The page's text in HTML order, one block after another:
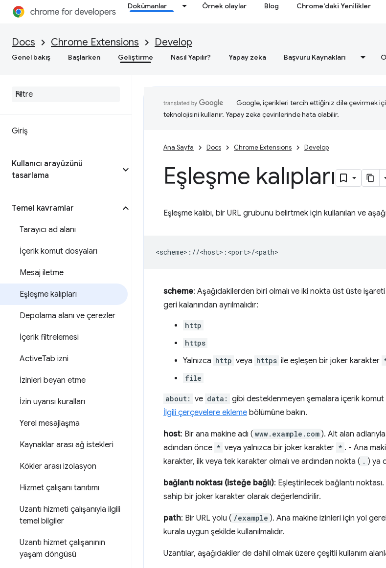
Dokümanlar Örnek olaylar Blog Chrome'daki Yenilikler
Docs Chrome Extensions Develop
Genel bakış Başlarken Geliştirme Nasıl Yapılır? Yapay zeka Başvuru Kaynakları
Giriş
Kullanıcı arayüzünü
tasarlama
Temel kavramlar
Tarayıcı ad alanı
İçerik komut dosyaları
Mesaj iletme
Eşleşme kalıpları
Depolama alanı ve çerezler
İçerik filtrelemesi
ActiveTab izni
İzinleri beyan etme
İzin uyarısı kuralları
Yerel mesajlaşma
Kaynaklar arası ağ istekleri
Kökler arası izolasyon
Hizmet çalışanı tanıtımı
Uzantı hizmeti çalışanıyla ilgili
temel bilgiler
Uzantı hizmet çalışanının
yaşam döngüsü
Google, içerikleri tercih ettiğiniz dile çevirmek
teknolojisini kullanır. Yapay zeka çevirilerinde hata olabilir.
Ana Sayfa Docs Chrome Extensions Develop
Eşleşme kalıpları
Eşleşme kalıbı, bir URL grubunu belirtmek için kullanılan ve
scheme: Aşağıdakilerden biri olmalı ve iki nokta üst üste
geri kalanından ayrılmalıdır:
http
https
Yalnızca http veya https ile eşleşen bir joker karakter
file
about: ve data: gibi desteklenmeyen şemalara içerik komut
İlgili çerçevelere ekleme bölümüne bakın.
host: Bir ana makine adı ( www.example.com ). Alt alan
adından önce * veya yalnızca bir joker karakter * . - Ana
karakter, ilk veya tek karakter olmalı ve ardından nokta ( . ) ya
bağlantı noktası (isteğe bağlı): Eşleştirilecek bağlantı
sahip bir joker karakter olarak değerlendirilir.
path: Bir URL yolu ( /example ). Ana makine izinleri için yol
kurala uygun şekilde kullanılmalıdır.
Uzantılar, aşağıdakiler de dahil olmak üzere çeşitli kullanım